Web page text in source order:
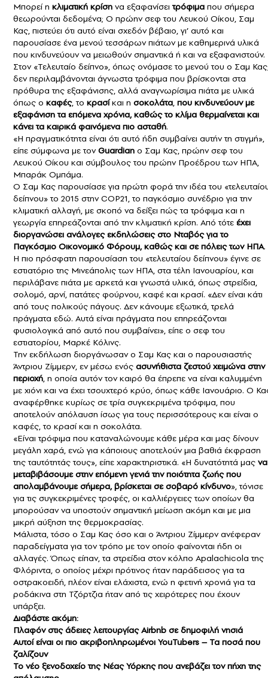
Μπορεί η κλιματική κρίση να εξαφανίσειτρόφιμα που σήμερα
θεωρούνται δεδομένα; Ο πρώην σεφ του Λευκού Οίκου, Σαμ
Κας, πιστεύει ότι αυτό είναι σχεδόν βέβαιο, γι’ αυτό και
παρουσίασε ένα μενού τεσσάρων πιάτων με καθημερινά υλικά
που κινδυνεύουν να μειωθούν σημαντικά ή και να εξαφανιστούν.
Στον «Τελευταίο δείπνο», όπως ονόμασε το μενού του ο Σαμ
δεν περιλαμβάνονται άγνωστα τρόφιμα που βρίσκονται στα
πρόθυρα της εξαφάνισης, αλλά αναγνωρίσιμα πιάτα με υλικά
όπως ο καφές, το κρασίκαι η σοκολάτα, που κινδυνεύουν με
εξαφάνιση τα επόμενα χρόνια, καθώς το κλίμα θερμαίνεται και
κάνει τα καιρικά φαινόμενα πιο ασταθή.
«Η πραγματικότητα είναι ότι αυτό ήδη συμβαίνει αυτήν τη στιγμή»,
είπε σύμφωνα με τονGuardian ο Σαμ Κας, πρώην σεφ του
Λευκού Οίκου και σύμβουλος του πρώην Προέδρου των ΗΠΑ,
Μπαράκ Ομπάμα.
Ο Σαμ Κας παρουσίασε για πρώτη φορά την ιδέα του
δείπνου» το 2015 στην COP21, το παγκόσμιο συνέδριο για την
κλιματική αλλαγή, με σκοπό να δείξει πώς τα τρόφιμα και η
γεωργία επηρεάζονται από την κλιματική κρίση. Από τότε έχει
διοργανώσει ανάλογες εκδηλώσεις στο Νταβός για το
Παγκόσμιο Οικονομικό Φόρουμ, καθώς και σε πόλεις των ΗΠΑ.
Η πιο πρόσφατη παρουσίαση του «τελευταίου δείπνου» έγινε σε
εστιατόριο της Μινεάπολις των ΗΠΑ, στα τέλη Ιανουαρίου, και
περιλάβανε πιάτα με αρκετά και γνωστά υλικά, όπως στρείδια,
σολομό, αρνί, πατάτες φούρνου, καφέ και κρασί. «Δεν είναι κάτι
από τους πολικούς πάγους. Δεν κάνουμε εξωτικά, τρελά
πράγματα εδώ. Αυτά είναι πράγματα που επηρεάζονται
φυσιολογικά από αυτό που συμβαίνει», είπε ο σεφ του
εστιατορίου, Μαρκέ Κόλινς.
Την εκδήλωση διοργάνωσαν ο Σαμ Κας και ο παρουσιαστής
Άντριου Ζίμμερν, εν μέσω ενός ασυνήθιστα ζεστού χειμώνα στην
περιοχή, η οποία αυτόν τον καιρό θα έπρεπε να είναι καλυμμένη
με χιόνι και να έχει τσουχτερό κρύο, όπως κάθε Ιανουάριο. Ο
αναφέρθηκε κυρίως σε τρία συγκεκριμένα τρόφιμα, που
αποτελούν απόλαυση ίσως για τους περισσότερους και είναι ο
καφές, το κρασί και η σοκολάτα.
«Είναι τρόφιμα που καταναλώνουμε κάθε μέρα και μας δίνουν
μεγάλη χαρά, ενώ για κάποιους αποτελούν μια βαθιά έκφραση
της ταυτότητάς τους», είπε χαρακτηριστικά. «Η δυνατότητά μας να
μεταβιβάσουμε στην επόμενη γενιά την ποιότητα ζωής που
απολαμβάνουμε σήμερα, βρίσκεται σε σοβαρό κίνδυνο», τόνισε
για τις συγκεκριμένες τροφές, οι καλλιέργειες των οποίων θα
μπορούσαν να υποστούν σημαντική μείωση ακόμη και με μια
μικρή αύξηση της θερμοκρασίας.
Μάλιστα, τόσο ο Σαμ Κας όσο και ο Άντριου Ζίμμερν ανέφεραν
παραδείγματα για τον τρόπο με τον οποίο φαίνονται ήδη οι
αλλαγές. Όπως είπαν, τα στρείδια στον κόλπο Apalachicola της
Φλόριντα, ο οποίος μέχρι πρότινος ήταν παράδεισος για τα
οστρακοειδή, πλέον είναι ελάχιστα, ενώ η φετινή χρονιά για τα
ροδάκινα στη Τζόρτζια ήταν από τις χειρότερες που έχουν
υπάρξει.
Διαβάστε ακόμη:
Πλαφόν στις άδειες λειτουργίας Αirbnb σε δημοφιλή νησιά
Αυτοί είναι οι πιο ακριβοπληρωμένοι YouTubers – Τα ποσά που
ζαλίζουν
Το νέο ξενοδοχείο της Νέας Υόρκης που ανεβάζει τον πήχη της